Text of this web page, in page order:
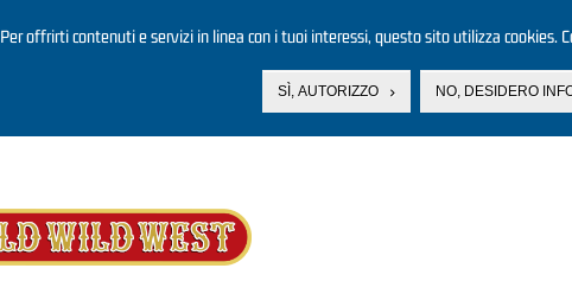
Per offrirti contenuti e servizi in linea con i tuoi interessi, questo sito utilizza cookies.
SÌ, AUTORIZZO NO, DESIDERO